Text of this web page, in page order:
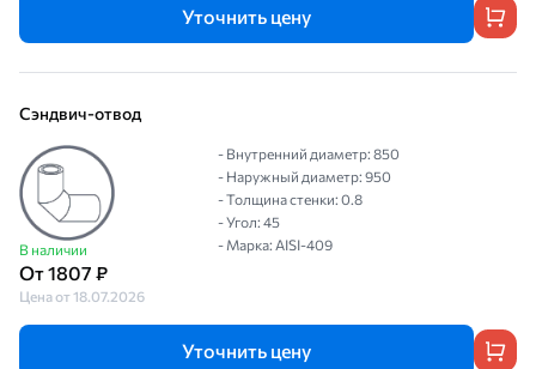
Уточнить цену
Сэндвич-отвод
В наличии
От 1807 ₽
Цена от 18.07.2026
- Внутренний диаметр: 850
- Наружный диаметр: 950
- Толщина стенки: 0.8
- Угол: 45
- Марка: AISI-409
Уточнить цену